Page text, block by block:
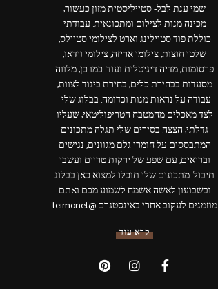
שמי ענת לבל- סטייליסטית מזון כעשור,
מכינה מנות לצילום ומתכונאית. עבודתי
כוללת פוד סטיילינג וארט לצילומי סטיילס,
שלטי חוצות, צילומי אריזה, צילומי וידאו,
פרסומות, מדיה דיגיטלית ועוד. כמו כן, מלווה
מסעדות בבחירת כלים, בחירת ביגוד לצוות,
עבודה על נראות מנות וכדומה. בבלוג שלי-
לצד מאכלים מהמטבח הטריפוליטאי, שעליו
גדלתי, הצצה בסירים שלי תגלה מתכונים
המתבססים על חומרי גלם מגוונים, נגישים
ובריאים, עם שפע של ירקות טריים ועשבי
תיבול. מתכונים שלי תוכלו למצוא כאן בבלוג
ובשבועון לאשה אשמח לשמוע מכם ואתם
מוזמנים לעקוב אחרי באינסטגרם @teimonet
קרא עוד